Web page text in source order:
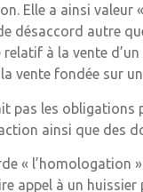
Elle a ainsi valeur
désaccord autre
à la vente
vente fondée sur
pas les
ainsi que des
« l’homologation
appel à un